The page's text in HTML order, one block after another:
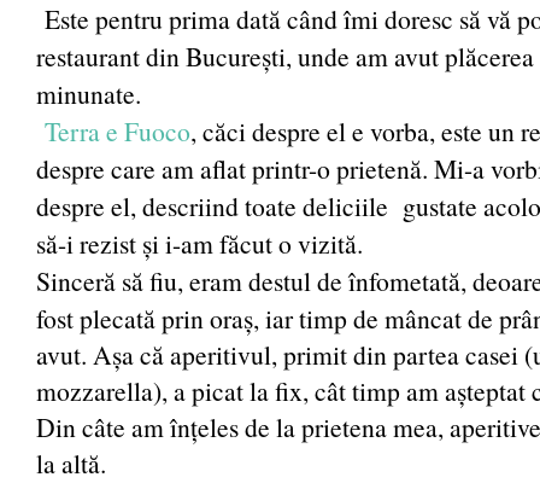
Este pentru prima dată când îmi doresc să vă
restaurant din București, unde am avut
minunate.
Terra e Fuoco, căci despre el e vorba, este un
despre care am aflat printr-o prietenă. Mi-a
despre el, descriind toate deliciile gustate
să-i rezist și i-am făcut o vizită.
Sinceră să fiu, eram destul de înfometată,
fost plecată prin oraș, iar timp de mâncat de
avut. Așa că aperitivul, primit din partea casei
mozzarella), a picat la fix, cât timp am așteptat
Din câte am înțeles de la prietena mea,
la altă.